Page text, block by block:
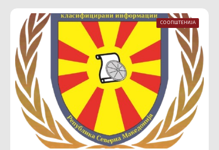
СООПШТЕНИЈА